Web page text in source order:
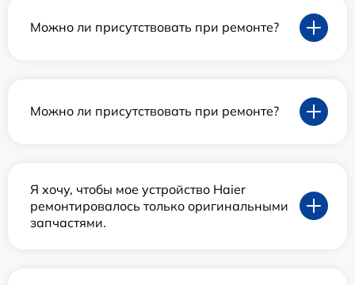
Можно ли присутствовать при ремонте?
Можно ли присутствовать при ремонте?
Я хочу, чтобы мое устройство Haier
ремонтировалось только оригинальными
запчастями.